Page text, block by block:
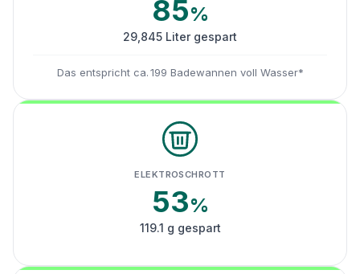
85%
29,845 Liter gespart
Das entspricht ca. 199 Badewannen voll Wasser*
ELEKTROSCHROTT
53%
119.1 g gespart